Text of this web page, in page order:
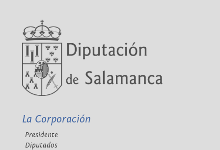
La Corporación
Presidente
Diputados